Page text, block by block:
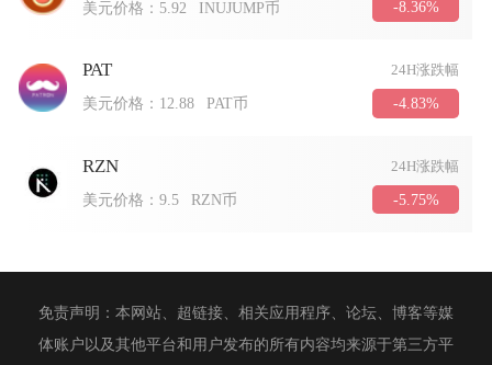
美元价格： 5.92 INUJUMP币 -8.36%
PAT 24H涨跌幅
美元价格： 12.88 PAT币 -4.83%
RZN 24H涨跌幅
美元价格：9.5 RZN币 -5.75%
免责声明：本网站、超链接、相关应用程序、论坛、博客等媒
体账户以及其他平台和用户发布的所有内容均来源于第三方平